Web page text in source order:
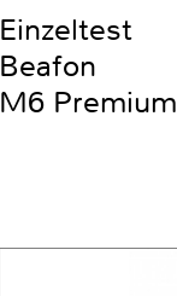
Einzeltest
Beafon
M6 Premium